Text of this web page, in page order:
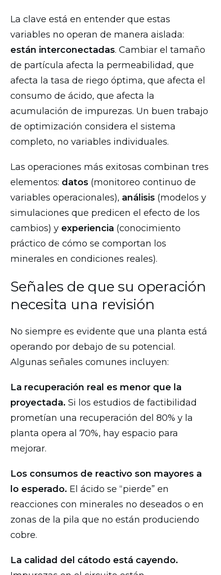
La clave está en entender que estas
variables no operan de manera aislada:
están interconectadas. Cambiar el tamaño
de partícula afecta la permeabilidad, que
afecta la tasa de riego óptima, que afecta el
consumo de ácido, que afecta la
acumulación de impurezas. Un buen trabajo
de optimización considera el sistema
completo, no variables individuales.
Las operaciones más exitosas combinan tres
elementos: datos (monitoreo continuo de
variables operacionales), análisis (modelos y
simulaciones que predicen el efecto de los
cambios) y experiencia (conocimiento
práctico de cómo se comportan los
minerales en condiciones reales).
Señales de que su operación
necesita una revisión
No siempre es evidente que una planta está
operando por debajo de su potencial.
Algunas señales comunes incluyen:
La recuperación real es menor que la
proyectada. Si los estudios de factibilidad
prometían una recuperación del 80% y la
planta opera al 70%, hay espacio para
mejorar.
Los consumos de reactivo son mayores a
lo esperado. El ácido se “pierde” en
reacciones con minerales no deseados o en
zonas de la pila que no están produciendo
cobre.
La calidad del cátodo está cayendo.